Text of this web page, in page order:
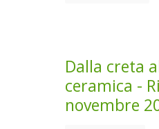
Dalla creta
ceramica -
novembre